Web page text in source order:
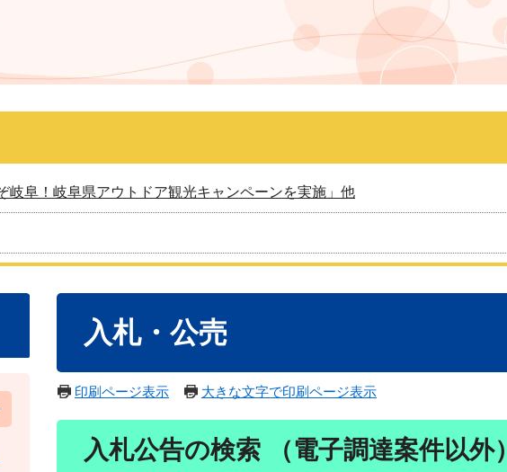
岐阜！岐阜県アウトドア観光キャンペーンを実施」他
入札・公売
印刷ページ表示 大きな文字で印刷ページ表示
入札公告の検索 （電子調達案件以外）